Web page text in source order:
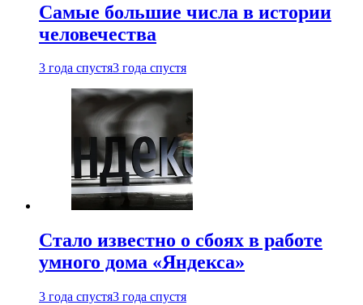
Самые большие числа в истории
человечества
3 года спустя3 года спустя
Стало известно о сбоях в работе
умного дома «Яндекса»
3 года спустя3 года спустя